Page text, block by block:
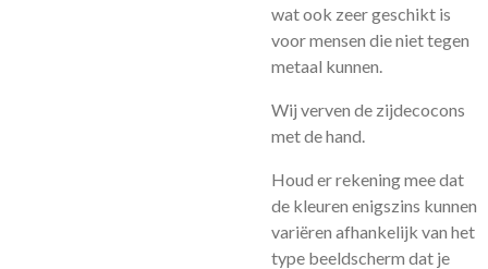
wat ook zeer geschikt is
voor mensen die niet tegen
metaal kunnen.
Wij verven de zijdecocons
met de hand.
Houd er rekening mee dat
de kleuren enigszins kunnen
variëren afhankelijk van het
type beeldscherm dat je